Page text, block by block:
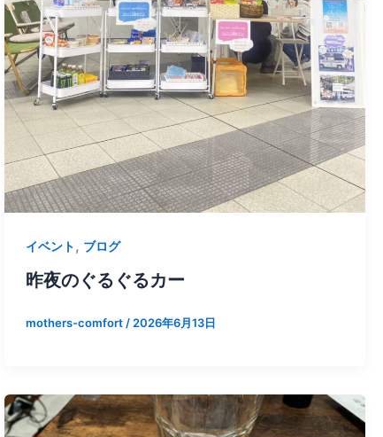
イベント, ブログ
昨夜のぐるぐるカー
mothers-comfort / 2026年6月13日